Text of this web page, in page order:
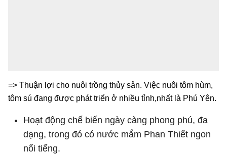
=> Thuận lợi cho nuôi trồng thủy sản. Việc nuôi tôm hùm,
tôm sú đang được phát triển ở nhiều tỉnh,nhất là Phú Yên.
Hoạt động chế biến ngày càng phong phú, đa
dạng, trong đó có nước mắm Phan Thiết ngon
nổi tiếng.